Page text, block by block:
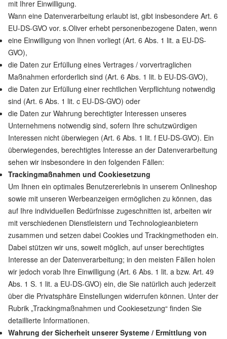
mit Ihrer Einwilligung.
Wann eine Datenverarbeitung erlaubt ist, gibt insbesondere Art. 6
EU-DS-GVO vor. s.Oliver erhebt personenbezogene Daten, wenn
eine Einwilligung von Ihnen vorliegt (Art. 6 Abs. 1 lit. a EU-DS-
GVO),
die Daten zur Erfüllung eines Vertrages / vorvertraglichen
Maßnahmen erforderlich sind (Art. 6 Abs. 1 lit. b EU-DS-GVO),
die Daten zur Erfüllung einer rechtlichen Verpflichtung notwendig
sind (Art. 6 Abs. 1 lit. c EU-DS-GVO) oder
die Daten zur Wahrung berechtigter Interessen unseres
Unternehmens notwendig sind, sofern Ihre schutzwürdigen
Interessen nicht überwiegen (Art. 6 Abs. 1 lit. f EU-DS-GVO). Ein
überwiegendes, berechtigtes Interesse an der Datenverarbeitung
sehen wir insbesondere in den folgenden Fällen:
Trackingmaßnahmen und Cookiesetzung
Um Ihnen ein optimales Benutzererlebnis in unserem Onlineshop
sowie mit unseren Werbeanzeigen ermöglichen zu können, das
auf Ihre individuellen Bedürfnisse zugeschnitten ist, arbeiten wir
mit verschiedenen Dienstleistern und Technologieanbietern
zusammen und setzen dabei Cookies und Trackingmethoden ein.
Dabei stützen wir uns, soweit möglich, auf unser berechtigtes
Interesse an der Datenverarbeitung; in den meisten Fällen holen
wir jedoch vorab Ihre Einwilligung (Art. 6 Abs. 1 lit. a bzw. Art. 49
Abs. 1 S. 1 lit. a EU-DS-GVO) ein, die Sie natürlich auch jederzeit
über die Privatsphäre Einstellungen widerrufen können. Unter der
Rubrik „Trackingmaßnahmen und Cookiesetzung“ finden Sie
detaillierte Informationen.
Wahrung der Sicherheit unserer Systeme / Ermittlung von